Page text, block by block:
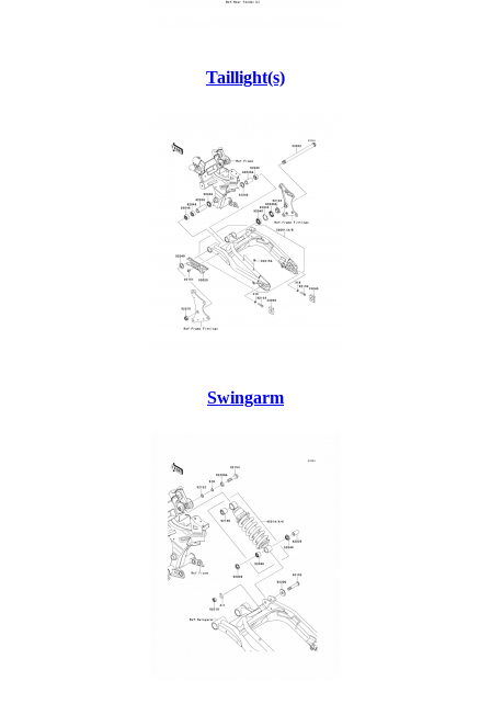
Taillight(s)
Swingarm